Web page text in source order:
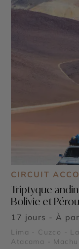
CIRCUIT
Triptyque
Bolivie et Pérou
17 jours - À
Lima - Cuzco -
Atacama -